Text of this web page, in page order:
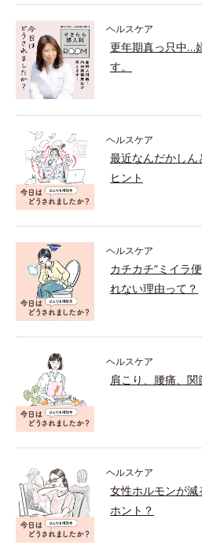
ヘルスケア
更年期真っ只中…
す。
ヘルスケア
最近なんだかし
ヒント
ヘルスケア
カチカチ“ミイラ
れない理由って？
ヘルスケア
肩こり、腰痛、
ヘルスケア
女性ホルモンが
ホント？